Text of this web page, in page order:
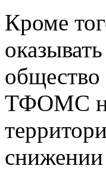
Кроме
общество
ТФОМС